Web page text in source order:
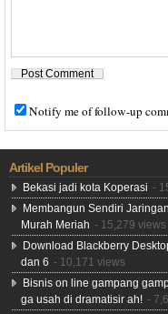
Notify me of follow-up
Artikel Populer
Bekasi jadi kota Koperasi -
Membangun Sendiri
Murah Meriah - 15,279 views
Download Blackberry
dan 6 - 10,171 views
Bisnis on line gampang
ga usah di dramatisir ah! -